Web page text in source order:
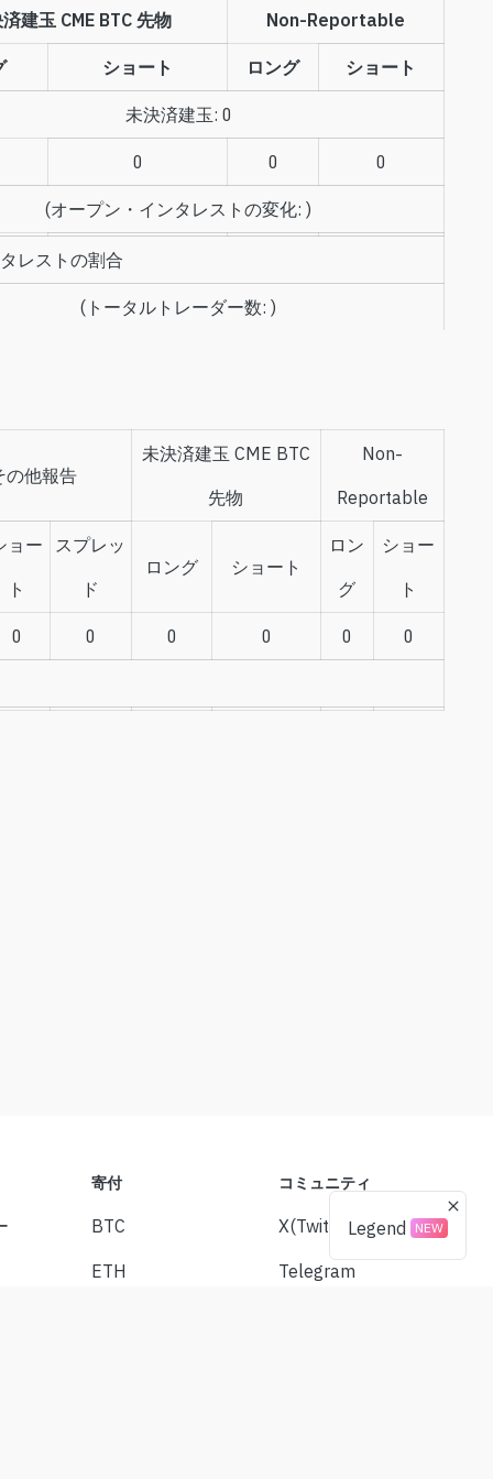
Legend NEW
建玉 CME BTC 先物 Non-Reportable
ショート ロング ショート
未決済建玉: 0
0 0 0
(オープン・インタレストの変化: )
レストの割合
( トータルトレーダー数: )
の他報告
未決済建玉 CME BTC
先物
Non-
Reportable
ョー
ト
スプレッ
ド
ロング ショート
ロン
グ
ショー
ト
0 0 0 0 0 0
寄付
BTC
ETH
コミュニティ
X(Twitter)
Telegram